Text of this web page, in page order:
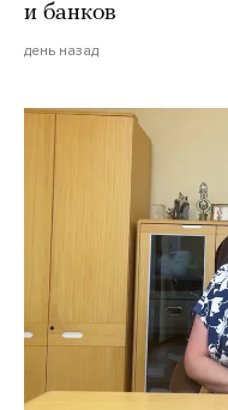
и банков
день назад